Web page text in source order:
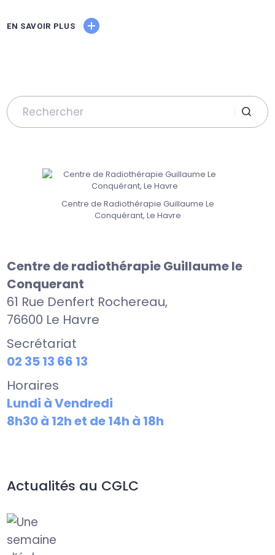
EN SAVOIR PLUS
Search
for:
Centre de Radiothérapie Guillaume Le
Conquérant, Le Havre
Centre de radiothérapie Guillaume le
Conquerant
61 Rue Denfert Rochereau,
76600 Le Havre
Secrétariat
02 35 13 66 13
Horaires
Lundi à Vendredi
8h30 à 12h et de 14h à 18h
Actualités au CGLC